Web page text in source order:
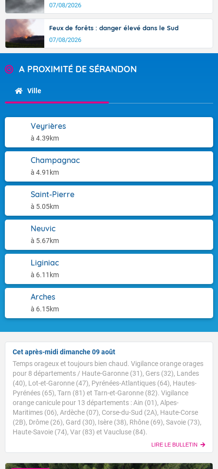
07/08/2026
Feux de forêts : danger élevé dans le Sud
07/08/2026
A PROXIMITÉ DE SÉRANDON
Ville
Veyrières
à 4.39km
Champagnac
à 4.91km
Saint-Pierre
à 5.05km
Neuvic
à 5.67km
Liginiac
à 6.11km
Arches
à 6.15km
Cet après-midi dimanche 09 août
Temps orageux et toujours bien chaud. Vigilance orange orages
pour 8 départements / Haute-Garonne (31), Gers (32), Landes
(40), Lot-et-Garonne (47), Pyrénées-Atlantiques (64), Hautes-
Pyrénées (65), Tarn (81) et Tarn-et-Garonne (82). Vigilance
orange canicule pour 13 départements : Ain (01), Alpes-
Maritimes (06), Ardèche (07), Corse-du-Sud (2A), Haute-Corse
(2B), Drôme (26), Gard (30), Isère (38), Rhône (69), Savoie (73),
Haute-Savoie (74), Var (83) et Vaucluse (84).
LIRE LE BULLETIN